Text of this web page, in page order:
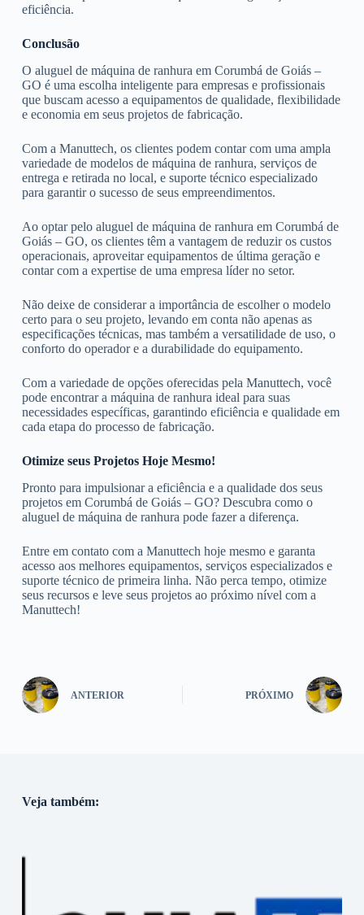
eficiência.
Conclusão
O aluguel de máquina de ranhura em Corumbá de Goiás –
GO é uma escolha inteligente para empresas e profissionais
que buscam acesso a equipamentos de qualidade, flexibilidade
e economia em seus projetos de fabricação.
Com a Manuttech, os clientes podem contar com uma ampla
variedade de modelos de máquina de ranhura, serviços de
entrega e retirada no local, e suporte técnico especializado
para garantir o sucesso de seus empreendimentos.
Ao optar pelo aluguel de máquina de ranhura em Corumbá de
Goiás – GO, os clientes têm a vantagem de reduzir os custos
operacionais, aproveitar equipamentos de última geração e
contar com a expertise de uma empresa líder no setor.
Não deixe de considerar a importância de escolher o modelo
certo para o seu projeto, levando em conta não apenas as
especificações técnicas, mas também a versatilidade de uso, o
conforto do operador e a durabilidade do equipamento.
Com a variedade de opções oferecidas pela Manuttech, você
pode encontrar a máquina de ranhura ideal para suas
necessidades específicas, garantindo eficiência e qualidade em
cada etapa do processo de fabricação.
Otimize seus Projetos Hoje Mesmo!
Pronto para impulsionar a eficiência e a qualidade dos seus
projetos em Corumbá de Goiás – GO? Descubra como o
aluguel de máquina de ranhura pode fazer a diferença.
Entre em contato com a Manuttech hoje mesmo e garanta
acesso aos melhores equipamentos, serviços especializados e
suporte técnico de primeira linha. Não perca tempo, otimize
seus recursos e leve seus projetos ao próximo nível com a
Manuttech!
ANTERIOR PRÓXIMO
Veja também: